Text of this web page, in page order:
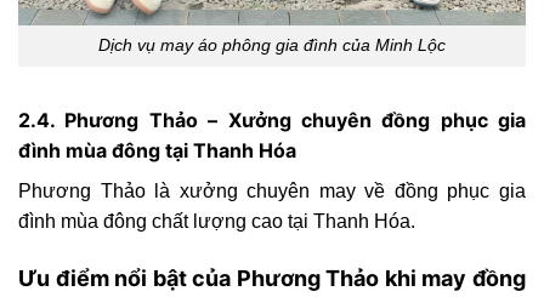
Dịch vụ may áo phông gia đình của Minh Lộc
2.4. Phương Thảo – Xưởng chuyên đồng phục gia
đình mùa đông tại Thanh Hóa
Phương Thảo là xưởng chuyên may về đồng phục gia
đình mùa đông chất lượng cao tại Thanh Hóa.
Ưu điểm nổi bật của Phương Thảo khi may đồng